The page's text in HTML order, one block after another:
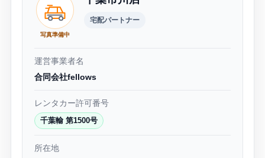
写真準備中
宅配パートナー
運営事業者名
合同会社fellows
レンタカー許可番号
千葉輸 第1500号
所在地